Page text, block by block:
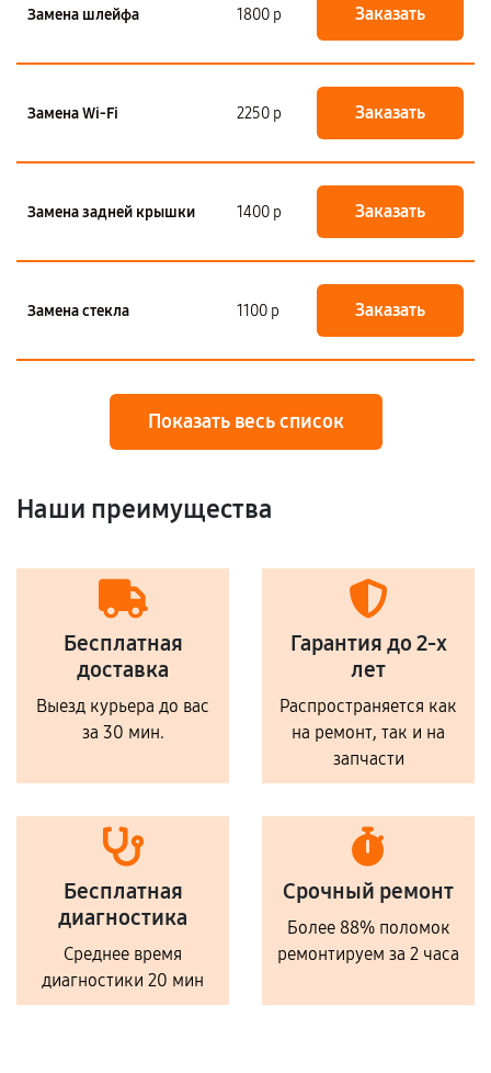
Замена шлейфа 1800 р Заказать
Замена Wi-Fi 2250 р Заказать
Замена задней крышки 1400 р Заказать
Замена стекла 1100 р Заказать
Показать весь список
Наши преимущества
Бесплатная
доставка
Выезд курьера до вас
за 30 мин.
Гарантия до 2-х
лет
Распространяется как
на ремонт, так и на
запчасти
Бесплатная
диагностика
Среднее время
диагностики 20 мин
Срочный ремонт
Более 88% поломок
ремонтируем за 2 часа